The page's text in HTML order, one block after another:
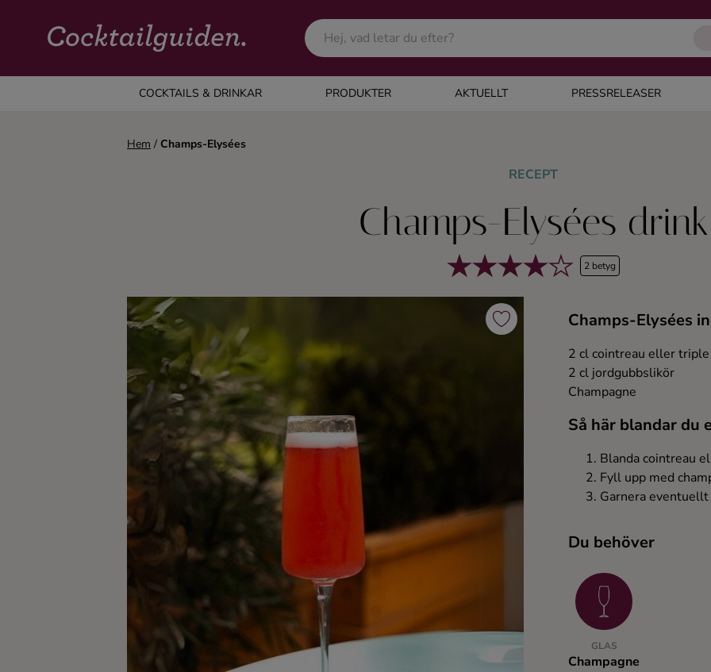
COCKTAILS & DRINKAR PRODUKTER AKTUELLT PRESSRELEASER
COCKTAILS & DRINKAR
Alla cocktails & drinkar
Hem / Champs-Elysées
RECEPT
Champs-Elysées drink
2 betyg
Champs-Elysées
2 cl cointreau eller triple
2 cl jordgubbslikör
Champagne
Så här blandar du
Blanda cointreau
Fyll upp med
Garnera
Du behöver
GLAS
Champagne